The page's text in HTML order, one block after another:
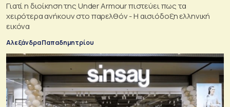
Γιατί η διοίκηση της Under Armour πιστεύει πως τα
χειρότερα ανήκουν στο παρελθόν - Η αισιόδοξη ελληνική
εικόνα
Αλεξάνδρα Παπαδημητρίου